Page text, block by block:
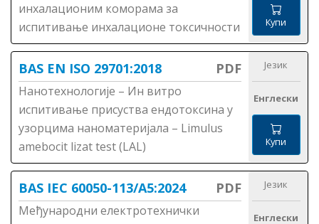
инхалационим коморама за
испитивање инхалационе токсичности
Купи
BAS EN ISO 29701:2018 PDF
Нанотехнологије – Ин витро
испитивање присуства ендотоксина у
узорцима наноматеријала – Limulus
amebocit lizat test (LAL)
Језик
Енглески
Купи
BAS IEC 60050-113/A5:2024 PDF
Међународни електротехнички
Језик
Енглески